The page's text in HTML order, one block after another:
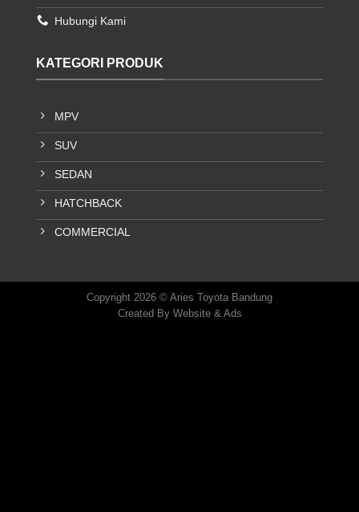
Hubungi Kami
KATEGORI PRODUK
MPV
SUV
SEDAN
HATCHBACK
COMMERCIAL
Copyright 2026 © Aries Toyota Bandung
Created By Website & Ads